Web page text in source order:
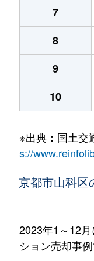
7
8
9
10
※出典：国土交
s://
京都市山科区
2023年1～12
ション売却事例